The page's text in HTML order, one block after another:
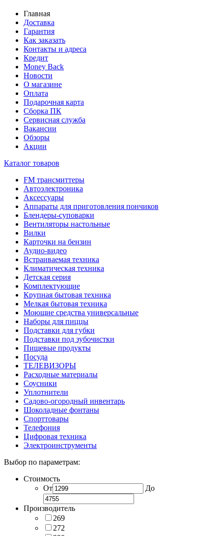
Главная
Доставка
Гарантия
Как заказать
Контакты и адреса
Кредит
Money Back
Новости
О магазине
Оплата
Подарочная карта
Сборка ПК
Сервисная служба
Вакансии
Обзоры
Акции
Каталог товаров
FM трансмиттеры
Автоэлектроника
Аксессуары
Аппараты для приготовления пончиков
Блендеры-суповарки
Вентиляторы настольные
Вилки
Карточки на бензин
Аудио-видео
Встраиваемая техника
Климатическая техника
Детская серия
Комплектующие
Крупная бытовая техника
Мелкая бытовая техника
Моющие средства универсальные
Наборы для пиццы
Подставки для губки
Подставки под зубочистки
Пищевые продукты
Посуда
ТЕЛЕВИЗОРЫ
Расходные материалы
Соусники
Уплотнители
Садово-огородный инвентарь
Шоколадные фонтаны
Спорттовары
Телефония
Цифровая техника
Электроинструменты
Выбор по параметрам:
Стоимость
От
До
Производитель
269
272